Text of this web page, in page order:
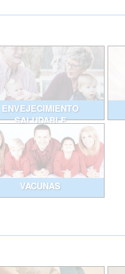
ENVEJECIMIENTO
SALUDABLE
VACUNAS